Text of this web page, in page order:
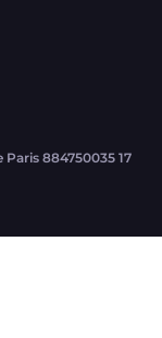
Paris 884750035 17